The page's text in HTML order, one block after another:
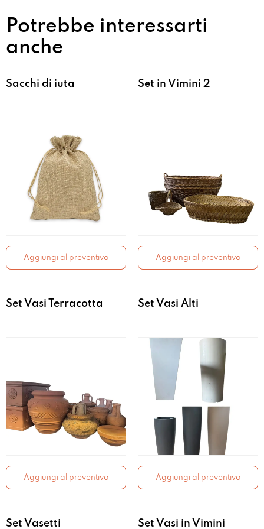
Potrebbe interessarti
anche
Sacchi di iuta
Aggiungi al preventivo
Set in Vimini 2
Aggiungi al preventivo
Set Vasi Terracotta
Aggiungi al preventivo
Set Vasi Alti
Aggiungi al preventivo
Set Vasetti Set Vasi in Vimini